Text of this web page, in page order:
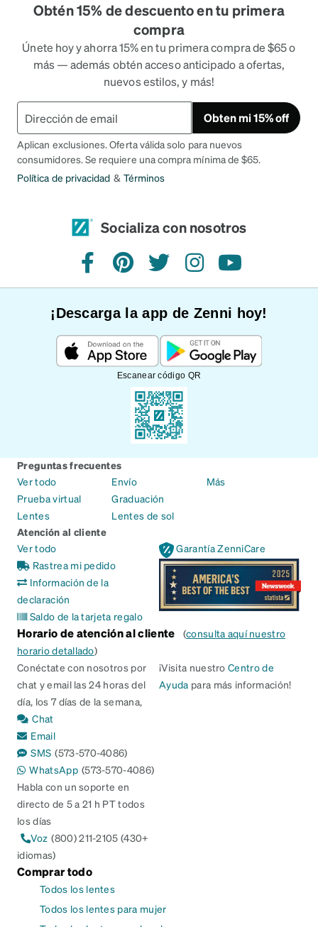
Obtén 15% de descuento en tu primera
compra
Únete hoy y ahorra 15% en tu primera compra de $65 o
más — además obtén acceso anticipado a ofertas,
nuevos estilos, y más!
Obten mi 15% off
Aplican exclusiones. Oferta válida solo para nuevos
consumidores. Se requiere una compra mínima de $65.
Política de privacidad & Términos
Socializa con nosotros
FacebookPinterestTwitterInstagramYouTube
¡Descarga la app de Zenni hoy!
Escanear código QR
Preguntas frecuentes
Ver todo
Prueba virtual
Lentes
Envío
Graduación
Lentes de sol
Más
Atención al cliente
Ver todo
Rastrea mi pedido
Información de la
declaración
Saldo de la tarjeta regalo
Garantía ZenniCare
Horario de atención al cliente (consulta aquí nuestro
horario detallado)
Conéctate con nosotros por
chat y email las 24 horas del
día, los 7 días de la semana,
Chat
Email
SMS (573-570-4086)
WhatsApp (573-570-4086)
Habla con un soporte en
directo de 5 a 21 h PT todos
los días
Voz (800) 211-2105 (430+
idiomas)
¡Visita nuestroCentro de
Ayuda para más información!
Comprar todo
Todos los lentes
Todos los lentes para mujer